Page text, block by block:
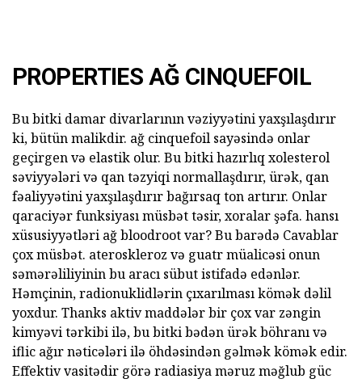
PROPERTIES AĞ CINQUEFOIL
Bu bitki damar divarlarının vəziyyətini yaxşılaşdırır
ki, bütün malikdir. ağ cinquefoil sayəsində onlar
geçirgen və elastik olur. Bu bitki hazırlıq xolesterol
səviyyələri və qan təzyiqi normallaşdırır, ürək, qan
fəaliyyətini yaxşılaşdırır bağırsaq ton artırır. Onlar
qaraciyər funksiyası müsbət təsir, xoralar şəfa. hansı
xüsusiyyətləri ağ bloodroot var? Bu barədə Cavablar
çox müsbət. ateroskleroz və guatr müalicəsi onun
səmərəliliyinin bu aracı sübut istifadə edənlər.
Həmçinin, radionuklidlərin çıxarılması kömək dəlil
yoxdur. Thanks aktiv maddələr bir çox var zəngin
kimyəvi tərkibi ilə, bu bitki bədən ürək böhranı və
iflic ağır nəticələri ilə öhdəsindən gəlmək kömək edir.
Effektiv vasitədir görə radiasiya məruz məğlub güc